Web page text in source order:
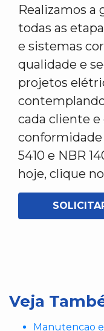
Realizamos a
todas as
e sistemas
qualidade e
projetos
cada cliente
conformidade
5410 e NBR
hoje, clique
Veja
Manutencao